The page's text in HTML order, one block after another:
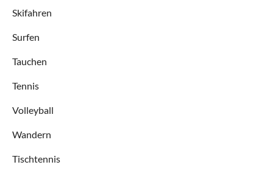
Skifahren
Surfen
Tauchen
Tennis
Volleyball
Wandern
Tischtennis